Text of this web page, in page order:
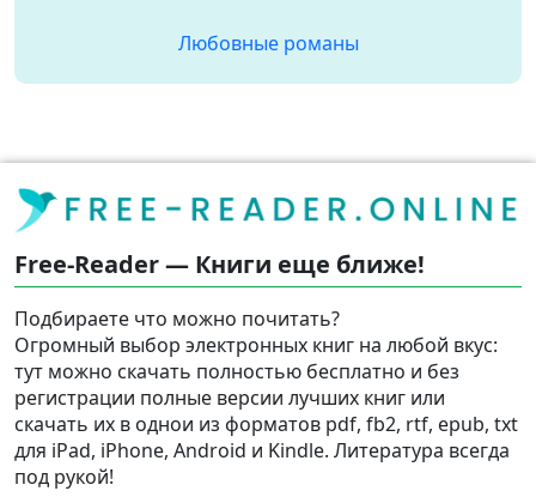
Любовные романы
Free-Reader — Книги еще ближе!
Подбираете что можно почитать?
Огромный выбор электронных книг на любой вкус:
тут можно скачать полностью бесплатно и без
регистрации полные версии лучших книг или
скачать их в однои из форматов pdf, fb2, rtf, epub, txt
для iPad, iPhone, Android и Kindle. Литература всегда
под рукой!